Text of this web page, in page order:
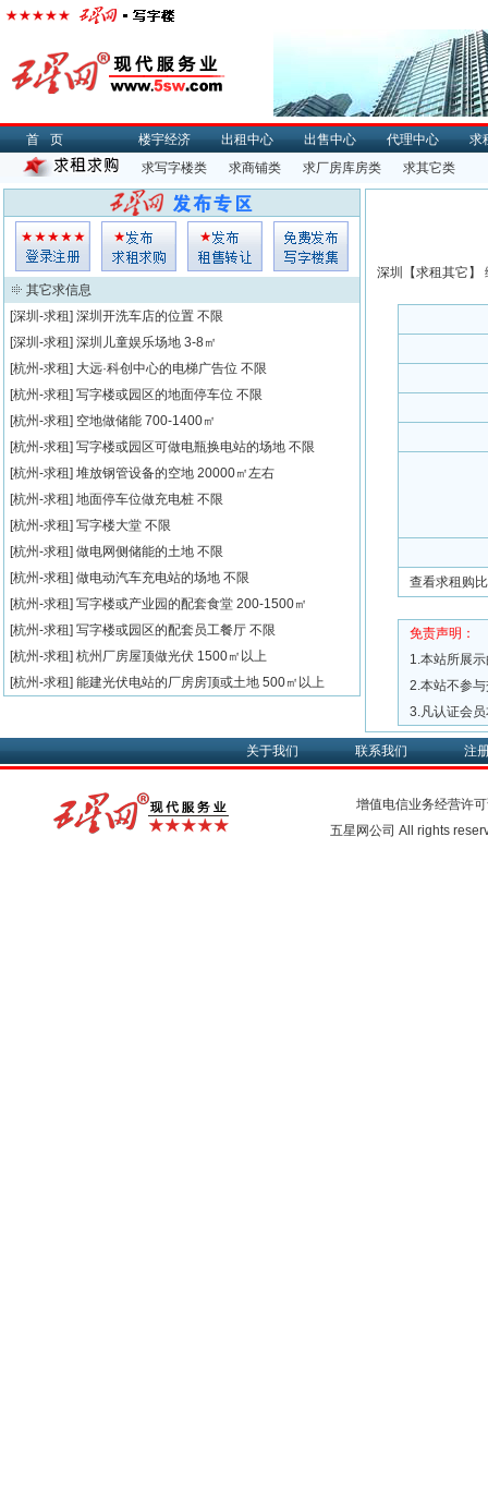
首页 楼宇经济 出租中心 出售中心 代理中心
求
求写字楼类
求商铺类 求厂房库房类 求其它类
深圳【求租其它】
查看求租购
免责声明：
1.本站所展
2.本站不参
3.凡认证会
其它求信息
[深圳-求租] 深圳开洗车店的位置 不限
[深圳-求租] 深圳儿童娱乐场地 3-8㎡
[杭州-求租] 大远·科创中心的电梯广告位 不限
[杭州-求租] 写字楼或园区的地面停车位 不限
[杭州-求租] 空地做储能 700-1400㎡
[杭州-求租] 写字楼或园区可做电瓶换电站的场地 不限
[杭州-求租] 堆放钢管设备的空地 20000㎡左右
[杭州-求租] 地面停车位做充电桩 不限
[杭州-求租] 写字楼大堂 不限
[杭州-求租] 做电网侧储能的土地 不限
[杭州-求租] 做电动汽车充电站的场地 不限
[杭州-求租] 写字楼或产业园的配套食堂 200-1500㎡
[杭州-求租] 写字楼或园区的配套员工餐厅 不限
[杭州-求租] 杭州厂房屋顶做光伏 1500㎡以上
[杭州-求租] 能建光伏电站的厂房房顶或土地 500㎡以上
关于我们 联系我们 注
增值电信业务经营许
五星网公司 All rights